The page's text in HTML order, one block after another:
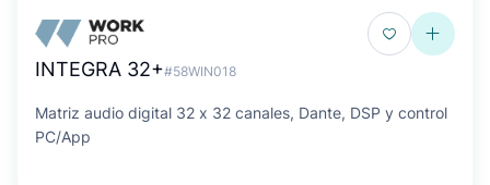
INTEGRA 32+#58WIN018
Matriz audio digital 32 x 32 canales, Dante, DSP y control
PC/App